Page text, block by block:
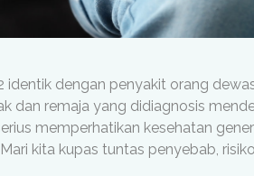
identik dengan penyakit orang
dan remaja yang didiagnosis
memperhatikan kesehatan
kita kupas tuntas penyebab,